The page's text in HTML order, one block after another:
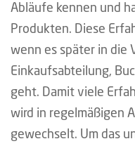
Abläufe kennen und
Produkten. Diese
wenn es später in die
Einkaufsabteilung,
geht. Damit viele
wird in regelmäßigen
gewechselt. Um das